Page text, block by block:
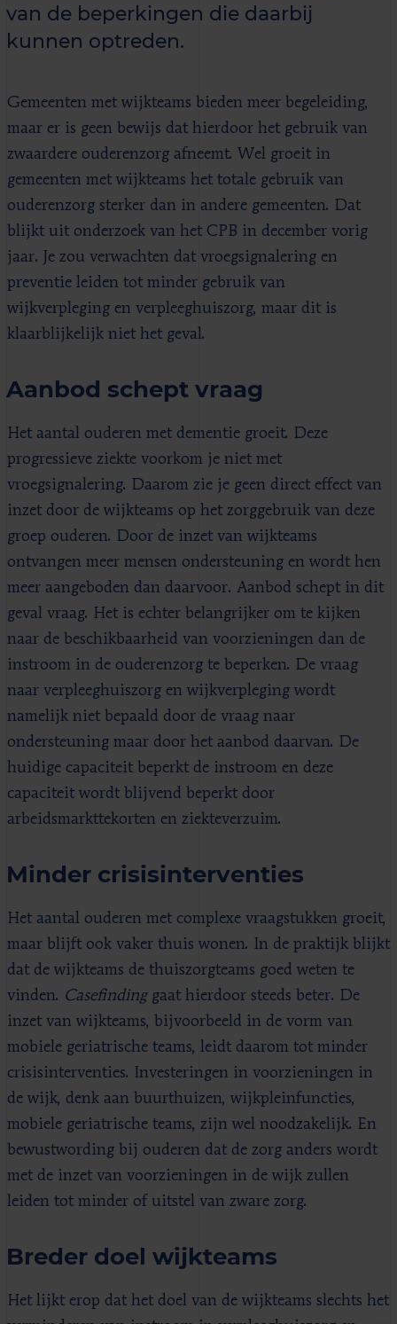
van de beperkingen die daarbij
kunnen optreden.
Gemeenten met wijkteams bieden meer begeleiding,
maar er is geen bewijs dat hierdoor het gebruik van
zwaardere ouderenzorg afneemt. Wel groeit in
gemeenten met wijkteams het totale gebruik van
ouderenzorg sterker dan in andere gemeenten. Dat
blijkt uit onderzoek van het CPB in december vorig
jaar. Je zou verwachten dat vroegsignalering en
preventie leiden tot minder gebruik van
wijkverpleging en verpleeghuiszorg, maar dit is
klaarblijkelijk niet het geval.
Aanbod schept vraag
Het aantal ouderen met dementie groeit. Deze
progressieve ziekte voorkom je niet met
vroegsignalering. Daarom zie je geen direct effect van
inzet door de wijkteams op het zorggebruik van deze
groep ouderen. Door de inzet van wijkteams
ontvangen meer mensen ondersteuning en wordt hen
meer aangeboden dan daarvoor. Aanbod schept in dit
geval vraag. Het is echter belangrijker om te kijken
naar de beschikbaarheid van voorzieningen dan de
instroom in de ouderenzorg te beperken. De vraag
naar verpleeghuiszorg en wijkverpleging wordt
namelijk niet bepaald door de vraag naar
ondersteuning maar door het aanbod daarvan. De
huidige capaciteit beperkt de instroom en deze
capaciteit wordt blijvend beperkt door
arbeidsmarkttekorten en ziekteverzuim.
Minder crisisinterventies
Het aantal ouderen met complexe vraagstukken groeit,
maar blijft ook vaker thuis wonen. In de praktijk blijkt
dat de wijkteams de thuiszorgteams goed weten te
vinden. Casefindinggaat hierdoor steeds beter. De
inzet van wijkteams, bijvoorbeeld in de vorm van
mobiele geriatrische teams, leidt daarom tot minder
crisisinterventies. Investeringen in voorzieningen in
de wijk, denk aan buurthuizen, wijkpleinfuncties,
mobiele geriatrische teams, zijn wel noodzakelijk. En
bewustwording bij ouderen dat de zorg anders wordt
met de inzet van voorzieningen in de wijk zullen
leiden tot minder of uitstel van zware zorg.
Breder doel wijkteams
Het lijkt erop dat het doel van de wijkteams slechts het